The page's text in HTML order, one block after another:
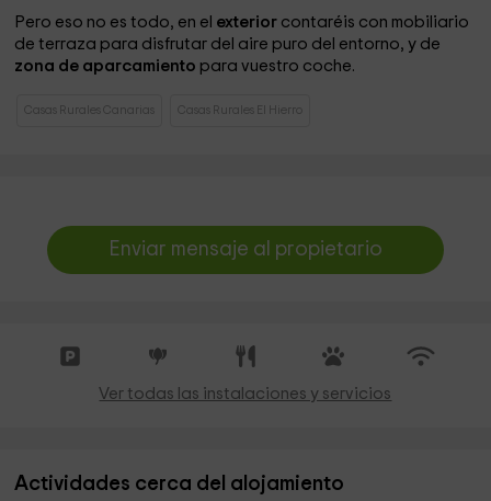
Pero eso no es todo, en el exterior contaréis con mobiliario
de terraza para disfrutar del aire puro del entorno, y de
zona de aparcamiento para vuestro coche.
Casas Rurales Canarias Casas Rurales El Hierro
Enviar mensaje al propietario
Ver todas las instalaciones y servicios
Actividades cerca del alojamiento